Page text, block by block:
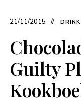
21/11/2015
Guilty